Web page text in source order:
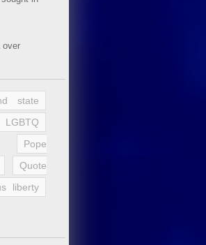
over
state
LGBTQ
Pope
Quote
liberty